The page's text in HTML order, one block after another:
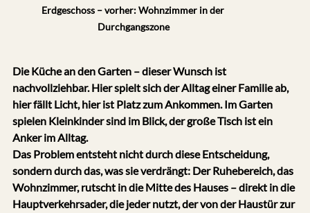
Erdgeschoss – vorher: Wohnzimmer in der
Durchgangszone
Die Küche an den Garten – dieser Wunsch ist
nachvollziehbar. Hier spielt sich der Alltag einer Familie ab,
hier fällt Licht, hier ist Platz zum Ankommen. Im Garten
spielen Kleinkinder sind im Blick, der große Tisch ist ein
Anker im Alltag.
Das Problem entsteht nicht durch diese Entscheidung,
sondern durch das, was sie verdrängt: Der Ruhebereich, das
Wohnzimmer, rutscht in die Mitte des Hauses – direkt in die
Hauptverkehrsader, die jeder nutzt, der von der Haustür zur